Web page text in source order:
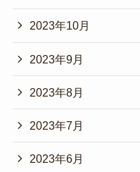
2023年10月
2023年9月
2023年8月
2023年7月
2023年6月